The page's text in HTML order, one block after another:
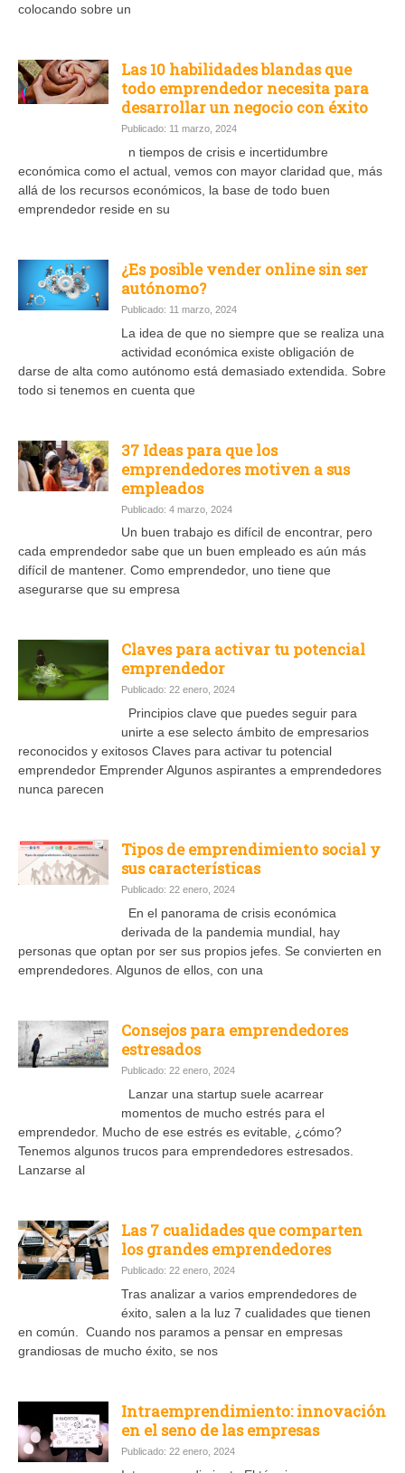
colocando sobre un
Las 10 habilidades blandas que
todo emprendedor necesita para
desarrollar un negocio con éxito
Publicado: 11 marzo, 2024
n tiempos de crisis e incertidumbre
económica como el actual, vemos con mayor claridad que, más
allá de los recursos económicos, la base de todo buen
emprendedor reside en su
¿Es posible vender online sin ser
autónomo?
Publicado: 11 marzo, 2024
La idea de que no siempre que se realiza una
actividad económica existe obligación de
darse de alta como autónomo está demasiado extendida. Sobre
todo si tenemos en cuenta que
37 Ideas para que los
emprendedores motiven a sus
empleados
Publicado: 4 marzo, 2024
Un buen trabajo es difícil de encontrar, pero
cada emprendedor sabe que un buen empleado es aún más
difícil de mantener. Como emprendedor, uno tiene que
asegurarse que su empresa
Claves para activar tu potencial
emprendedor
Publicado: 22 enero, 2024
Principios clave que puedes seguir para
unirte a ese selecto ámbito de empresarios
reconocidos y exitosos Claves para activar tu potencial
emprendedor Emprender Algunos aspirantes a emprendedores
nunca parecen
Tipos de emprendimiento social y
sus características
Publicado: 22 enero, 2024
En el panorama de crisis económica
derivada de la pandemia mundial, hay
personas que optan por ser sus propios jefes. Se convierten en
emprendedores. Algunos de ellos, con una
Consejos para emprendedores
estresados
Publicado: 22 enero, 2024
Lanzar una startup suele acarrear
momentos de mucho estrés para el
emprendedor. Mucho de ese estrés es evitable, ¿cómo?
Tenemos algunos trucos para emprendedores estresados.
Lanzarse al
Las 7 cualidades que comparten
los grandes emprendedores
Publicado: 22 enero, 2024
Tras analizar a varios emprendedores de
éxito, salen a la luz 7 cualidades que tienen
en común. Cuando nos paramos a pensar en empresas
grandiosas de mucho éxito, se nos
Intraemprendimiento: innovación
en el seno de las empresas
Publicado: 22 enero, 2024